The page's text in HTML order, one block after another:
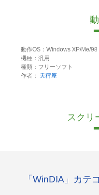
動作OS：Windows XP/Me/98
機種：汎用
種類：フリーソフト
作者：
天秤座
スクリ
「WinDIA」カテ